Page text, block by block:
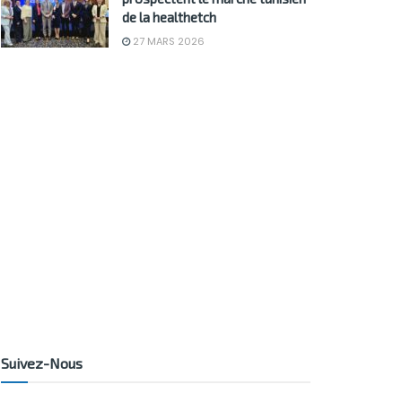
de la healthetch
27 MARS 2026
Suivez-Nous